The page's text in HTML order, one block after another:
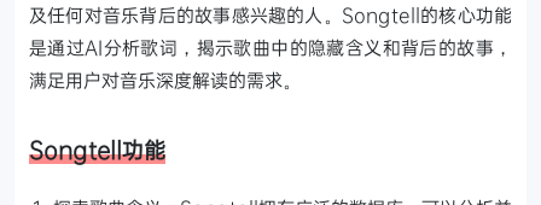
及任何对音乐背后的故事感兴趣的人。Songtell的核心功能
是通过AI分析歌词，揭示歌曲中的隐藏含义和背后的故事，
满足用户对音乐深度解读的需求。
Songtell功能